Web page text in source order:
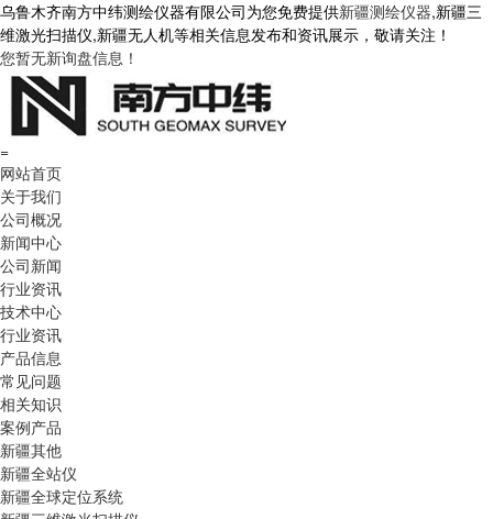
乌鲁木齐南方中纬测绘仪器有限公司为您免费提供新疆测绘仪器,新疆三
维激光扫描仪,新疆无人机等相关信息发布和资讯展示，敬请关注！
您暂无新询盘信息！
=
网站首页
关于我们
公司概况
新闻中心
公司新闻
行业资讯
技术中心
行业资讯
产品信息
常见问题
相关知识
案例产品
新疆其他
新疆全站仪
新疆全球定位系统